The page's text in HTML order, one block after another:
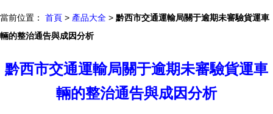
當前位置： 首頁 > 產品大全 > 黔西市交通運輸局關于逾期未審驗貨運車
輛的整治通告與成因分析
黔西市交通運輸局關于逾期未審驗貨運車
輛的整治通告與成因分析